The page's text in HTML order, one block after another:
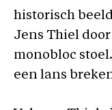
historisch
Jens Thiel
monobloc
een lans